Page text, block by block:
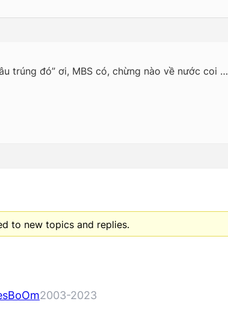
trúng đó” ơi, MBS có, chừng nào về nước coi …
to new topics and replies.
2003-2023